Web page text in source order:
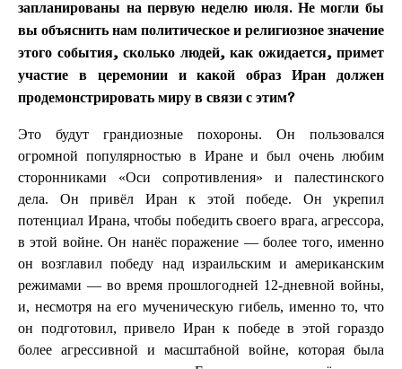
запланированы на первую неделю июля. Не могли бы
вы объяснить нам политическое и религиозное значение
этого события, сколько людей, как ожидается, примет
участие в церемонии и какой образ Иран должен
продемонстрировать миру в связи с этим?
Это будут грандиозные похороны. Он пользовался
огромной популярностью в Иране и был очень любим
сторонниками «Оси сопротивления» и палестинского
дела. Он привёл Иран к этой победе. Он укрепил
потенциал Ирана, чтобы победить своего врага, агрессора,
в этой войне. Он нанёс поражение — более того, именно
он возглавил победу над израильским и американским
режимами — во время прошлогодней 12-дневной войны,
и, несмотря на его мученическую гибель, именно то, что
он подготовил, привело Иран к победе в этой гораздо
более агрессивной и масштабной войне, которая была